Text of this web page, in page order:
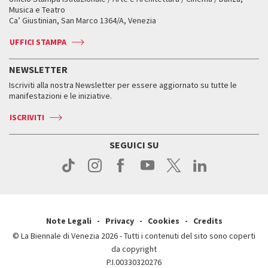
Come raggiungerci
Press
Orari e sedi
Accrediti
Come raggiungerci
Orari e sedi
Biglietti
Accrediti
Come raggiungerci
Contatti
Press
Come raggiungerci
Press
Leone d’oro alla carriera
Leone d’argento
Edizioni passate
Orari e sedi
Biglietti
Servizi al pubblico
Come raggiungerci
Contatti
Biennale College ASAC
ASAC DATI
Storia
Orari e sedi
Musica e Teatro
Ca’ Giustinian, San Marco 1364/A, Venezia
UFFICI STAMPA
NEWSLETTER
Iscriviti alla nostra Newsletter per essere aggiornato su tutte le
manifestazioni e le iniziative.
ISCRIVITI
SEGUICI SU
Note Legali Privacy Cookies
Credits
© La Biennale di Venezia 2026 - Tutti i contenuti del sito sono coperti
da copyright
P.I.00330320276